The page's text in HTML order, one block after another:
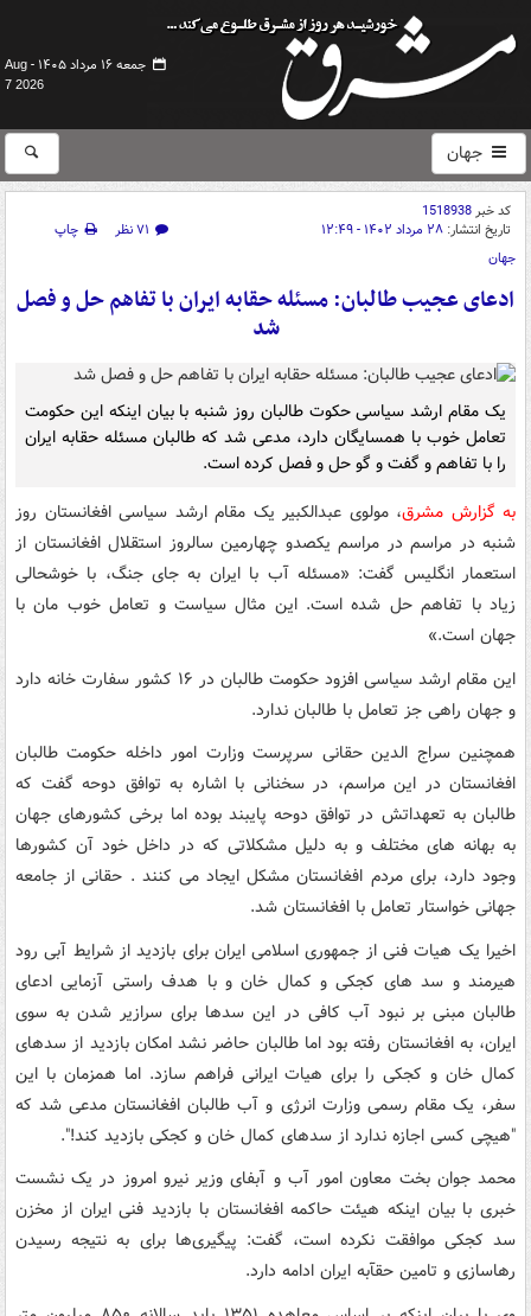
جمعه ۱۶ مرداد ۱۴۰۵ -
Aug
7 2026
جهان
کد خبر1518938
تاریخ انتشار: ۲۸ مرداد ۱۴۰۲ - ۱۲:۴۹ ۷۱ نظر
چاپ
جهان
ادعای عجیب طالبان: مسئله حقابه ایران با تفاهم حل و فصل
شد
یک مقام ارشد سیاسی حکوت طالبان روز شنبه با بیان اینکه این حکومت
تعامل خوب با همسایگان دارد، مدعی شد که طالبان مسئله حقابه ایران
را با تفاهم و گفت و گو حل و فصل کرده است.
به گزارش مشرق، مولوی عبدالکبیر یک مقام ارشد سیاسی افغانستان روز
شنبه در مراسم در مراسم یکصدو چهارمین سالروز استقلال افغانستان از
استعمار انگلیس گفت: «مسئله آب با ایران به جای جنگ، با خوشحالی
زیاد با تفاهم حل شده است. این مثال سیاست و تعامل خوب مان با
جهان است.»
این مقام ارشد سیاسی افزود حکومت طالبان در ۱۶ کشور سفارت خانه دارد
و جهان راهی جز تعامل با طالبان ندارد.
همچنین سراج الدین حقانی سرپرست وزارت امور داخله حکومت طالبان
افغانستان در این مراسم، در سخنانی با اشاره به توافق دوحه گفت که
طالبان به تعهداتش در توافق دوحه پایبند بوده اما برخی کشورهای جهان
به بهانه های مختلف و به دلیل مشکلاتی که در داخل خود آن کشورها
وجود دارد، برای مردم افغانستان مشکل ایجاد می کنند . حقانی از جامعه
جهانی خواستار تعامل با افغانستان شد.
اخیرا یک هیات فنی از جمهوری اسلامی ایران برای بازدید از شرایط آبی رود
هیرمند و سد های کجکی و کمال خان و با هدف راستی آزمایی ادعای
طالبان مبنی بر نبود آب کافی در این سدها برای سرازیر شدن به سوی
ایران، به افغانستان رفته بود اما طالبان حاضر نشد امکان بازدید از سدهای
کمال خان و کجکی را برای هیات ایرانی فراهم سازد. اما همزمان با این
سفر، یک مقام رسمی وزارت انرژی و آب طالبان افغانستان مدعی شد که
"هیچی کسی اجازه ندارد از سدهای کمال خان و کجکی بازدید کند!".
محمد جوان بخت معاون امور آب و آبفای وزیر نیرو امروز در یک نشست
خبری با بیان اینکه هیئت حاکمه افغانستان با بازدید فنی ایران از مخزن
سد کجکی موافقت نکرده است، گفت: پیگیری‌ها برای به نتیجه رسیدن
رهاسازی و تامین حقآبه ایران ادامه دارد.